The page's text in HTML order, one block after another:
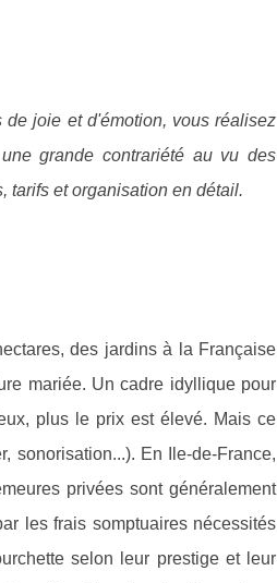
joie et d'émotion, vous réalisez
grande contrariété au vu des
tarifs et organisation en détail.
des jardins à la Française
mariée. Un cadre idyllique pour
plus le prix est élevé. Mais ce
sonorisation...). En Ile-de-France,
privées sont généralement
les frais somptuaires nécessités
selon leur prestige et leur